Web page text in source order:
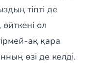
тіпті де
ол
ақ қара
өзі де келді.